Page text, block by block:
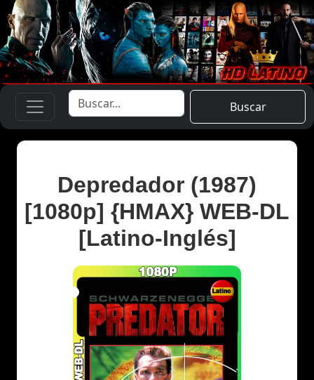
Buscar
Depredador (1987)
[1080p] {HMAX} WEB-DL
[Latino-Inglés]